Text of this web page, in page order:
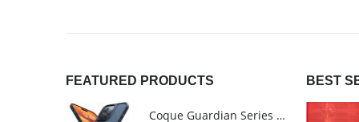
FEATURED PRODUCTS
Coque Guardian Series mate antichoc pour iPhone 15 Pro Max avec Magsafe Noir - Torras
BEST